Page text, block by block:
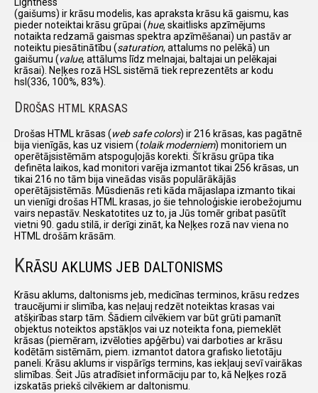
(gaišums) ir krāsu modelis, kas apraksta krāsu kā gaismu, kas
pieder noteiktai krāsu grūpai (hue, skaitlisks apzīmējums
notaikta redzamā gaismas spektra apzīmēšanai) un pastāv ar
noteiktu piesātinātību (saturation, attalums no pelēkā) un
gaišumu (value, attālums līdz melnajai, baltajai un pelēkajai
krāsai). Neļķes rozā HSL sistēmā tiek reprezentēts ar kodu
hsl(336, 100%, 83%).
D ROŠAS HTML KRASAS
Drošas HTML krāsas (web safe colors) ir 216 krāsas, kas pagātnē
bija vienīgās, kas uz visiem (tolaik moderniem) monitoriem un
operētājsistēmām atspoguļojās korekti. Šī krāsu grūpa tika
definēta laikos, kad monitori varēja izmantot tikai 256 krāsas, un
tikai 216 no tām bija vineādas visās populārākājās
operētājsistēmās. Mūsdienās reti kāda mājaslapa izmanto tikai
un vienīgi drošas HTML krasas, jo šie tehnoloģiskie ierobežojumu
vairs nepastāv. Neskatotites uz to, ja Jūs tomēr gribat pasūtīt
vietni 90. gadu stilā, ir derīgi zināt, ka Neļķes rozā nav viena no
HTML drošām krāsām.
KRĀSU AKLUMS JEB DALTONISMS
Krāsu aklums, daltonisms jeb, medicīnas terminos, krāsu redzes
traucējumi ir slimība, kas neļauj redzēt noteiktas krasas vai
atšķirības starp tām. Šādiem cilvēkiem var būt grūti pamanīt
objektus noteiktos apstākļos vai uz noteikta fona, piemeklēt
krāsas (piemēram, izvēloties apģērbu) vai darboties ar krāsu
kodētām sistēmām, piem. izmantot datora grafisko lietotāju
paneli. Krāsu aklums ir vispārīgs termins, kas iekļauj sevī vairākas
slimības. Šeit Jūs atradīsiet informāciju par to, kā Neļķes rozā
izskatās priekš cilvēkiem ar daltonismu.